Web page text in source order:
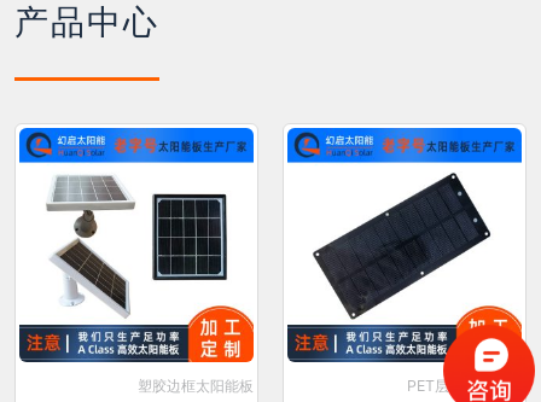
产品中心
塑胶边框太阳能板 PET层压太阳能板